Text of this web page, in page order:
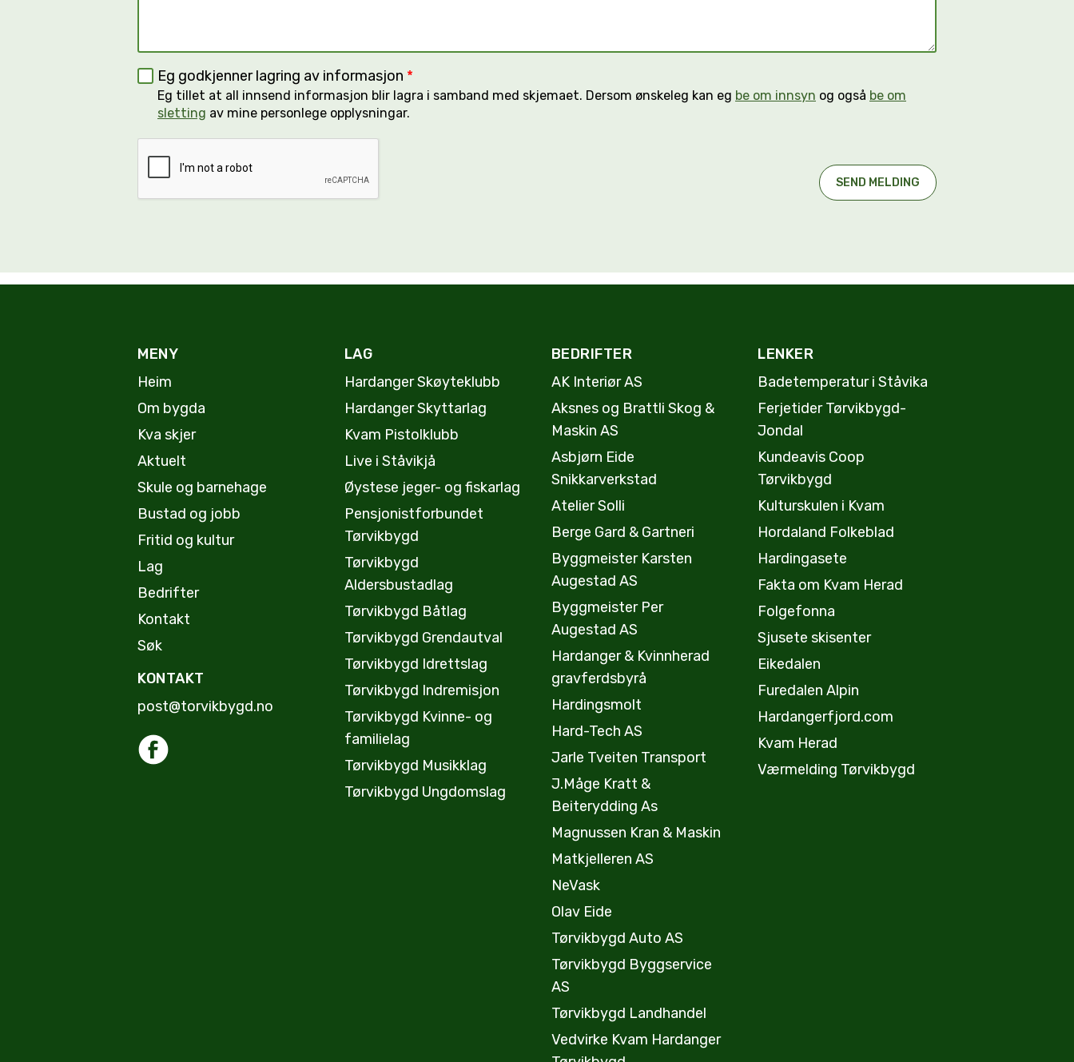
Eg godkjenner lagring av informasjon *
Eg tillet at all innsend informasjon blir lagra i samband med skjemaet. Dersom ønskeleg kan eg be om innsyn og også be om
sletting av mine personlege opplysningar.
MENY
Heim
Om bygda
Kva skjer
Aktuelt
Skule og barnehage
Bustad og jobb
Fritid og kultur
Lag
Bedrifter
Kontakt
Søk
KONTAKT
post@torvikbygd.no
LAG
Hardanger Skøyteklubb
Hardanger Skyttarlag
Kvam Pistolklubb
Live i Ståvikjå
Øystese jeger- og fiskarlag
Pensjonistforbundet
Tørvikbygd
Tørvikbygd
Aldersbustadlag
Tørvikbygd Båtlag
Tørvikbygd Grendautval
Tørvikbygd Idrettslag
Tørvikbygd Indremisjon
Tørvikbygd Kvinne- og
familielag
Tørvikbygd Musikklag
Tørvikbygd Ungdomslag
BEDRIFTER
AK Interiør AS
Aksnes og Brattli Skog &
Maskin AS
Asbjørn Eide
Snikkarverkstad
Atelier Solli
Berge Gard & Gartneri
Byggmeister Karsten
Augestad AS
Byggmeister Per
Augestad AS
Hardanger & Kvinnherad
gravferdsbyrå
Hardingsmolt
Hard-Tech AS
Jarle Tveiten Transport
J.Måge Kratt &
Beiterydding As
Magnussen Kran & Maskin
Matkjelleren AS
NeVask
Olav Eide
Tørvikbygd Auto AS
Tørvikbygd Byggservice
AS
Tørvikbygd Landhandel
Vedvirke Kvam Hardanger
LENKER
Badetemperatur i Ståvika
Ferjetider Tørvikbygd-
Jondal
Kundeavis Coop
Tørvikbygd
Kulturskulen i Kvam
Hordaland Folkeblad
Hardingasete
Fakta om Kvam Herad
Folgefonna
Sjusete skisenter
Eikedalen
Furedalen Alpin
Hardangerfjord.com
Kvam Herad
Værmelding Tørvikbygd